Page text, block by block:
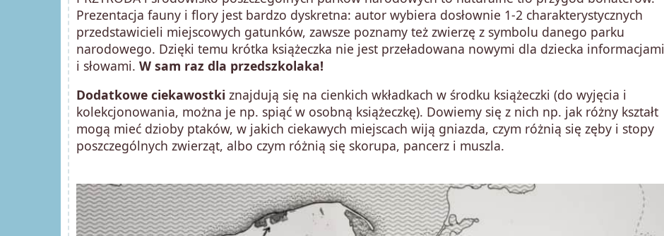
Prezentacja fauny i flory jest bardzo dyskretna: autor wybiera dosłownie 1-2 charakterystycznych
przedstawicieli miejscowych gatunków, zawsze poznamy też zwierzę z symbolu danego parku
narodowego. Dzięki temu krótka książeczka nie jest przeładowana nowymi dla dziecka informacjami
i słowami. W sam raz dla przedszkolaka!
Dodatkowe ciekawostki znajdują się na cienkich wkładkach w środku książeczki (do wyjęcia i
kolekcjonowania, można je np. spiąć w osobną książeczkę). Dowiemy się z nich np. jak różny kształt
mogą mieć dzioby ptaków, w jakich ciekawych miejscach wiją gniazda, czym różnią się zęby i stopy
poszczególnych zwierząt, albo czym różnią się skorupa, pancerz i muszla.